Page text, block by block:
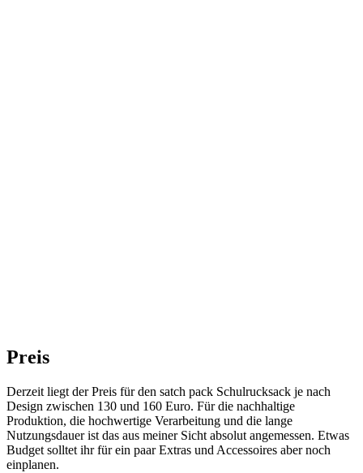
Preis
Derzeit liegt der Preis für den satch pack Schulrucksack je nach
Design zwischen 130 und 160 Euro. Für die nachhaltige
Produktion, die hochwertige Verarbeitung und die lange
Nutzungsdauer ist das aus meiner Sicht absolut angemessen. Etwas
Budget solltet ihr für ein paar Extras und Accessoires aber noch
einplanen.